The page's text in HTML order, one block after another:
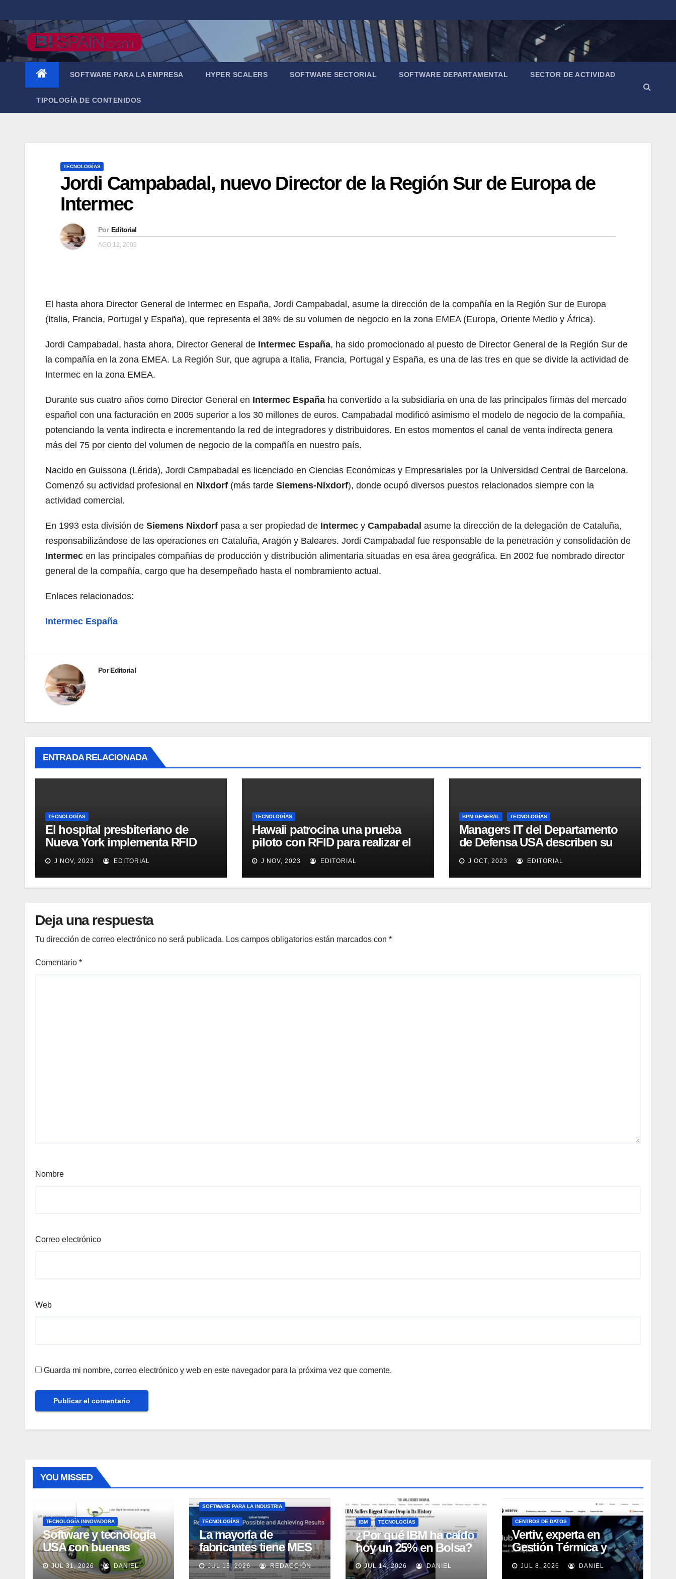
al
contenido
SOFTWARE PARA LA EMPRESA HYPER SCALERS SOFTWARE SECTORIAL SOFTWARE DEPARTAMENTAL SECTOR DE ACTIVIDAD
TIPOLOGÍA DE CONTENIDOS
TECNOLOGÍAS
Jordi Campabadal, nuevo Director de la Región Sur de Europa de
Intermec
Por Editorial
AGO 12, 2009
El hasta ahora Director General de Intermec en España, Jordi Campabadal, asume la dirección de la compañía en la Región Sur de Europa
(Italia, Francia, Portugal y España), que representa el 38% de su volumen de negocio en la zona EMEA (Europa, Oriente Medio y África).
Jordi Campabadal, hasta ahora, Director General de Intermec España, ha sido promocionado al puesto de Director General de la Región Sur de
la compañía en la zona EMEA. La Región Sur, que agrupa a Italia, Francia, Portugal y España, es una de las tres en que se divide la actividad de
Intermec en la zona EMEA.
Durante sus cuatro años como Director General en Intermec España ha convertido a la subsidiaria en una de las principales firmas del mercado
español con una facturación en 2005 superior a los 30 millones de euros. Campabadal modificó asimismo el modelo de negocio de la compañía,
potenciando la venta indirecta e incrementando la red de integradores y distribuidores. En estos momentos el canal de venta indirecta genera
más del 75 por ciento del volumen de negocio de la compañía en nuestro país.
Nacido en Guissona (Lérida), Jordi Campabadal es licenciado en Ciencias Económicas y Empresariales por la Universidad Central de Barcelona.
Comenzó su actividad profesional en Nixdorf (más tarde Siemens-Nixdorf), donde ocupó diversos puestos relacionados siempre con la
actividad comercial.
En 1993 esta división de Siemens Nixdorf pasa a ser propiedad de Intermec y Campabadal asume la dirección de la delegación de Cataluña,
responsabilizándose de las operaciones en Cataluña, Aragón y Baleares. Jordi Campabadal fue responsable de la penetración y consolidación de
Intermec en las principales compañías de producción y distribución alimentaria situadas en esa área geográfica. En 2002 fue nombrado director
general de la compañía, cargo que ha desempeñado hasta el nombramiento actual.
Enlaces relacionados:
Intermec España
PorEditorial
ENTRADA RELACIONADA
TECNOLOGÍAS
El hospital presbiteriano de
Nueva York implementa RFID
para mejorar el proceso de
inventario de equipamiento
médico
J NOV, 2023 EDITORIAL
TECNOLOGÍAS
Hawaii patrocina una prueba
piloto con RFID para realizar el
seguimiento y control de
alimentos
J NOV, 2023 EDITORIAL
BPM GENERAL TECNOLOGÍAS
Managers IT del Departamento
de Defensa USA describen su
implementación SOA
J OCT, 2023 EDITORIAL
Deja una respuesta
Tu dirección de correo electrónico no será publicada. Los campos obligatorios están marcados con *
Comentario *
Nombre
Correo electrónico
Web
Guarda mi nombre, correo electrónico y web en este navegador para la próxima vez que comente.
YOU MISSED
TECNOLOGÍA INNOVADORA
Software y tecnología
USA con buenas
expectativas en ventas
en los próximos 2
JUL 31, 2026 DANIEL
SOFTWARE PARA LA INDUSTRIA
TECNOLOGÍAS
La mayoría de
fabricantes tiene MES
pero no lo usa
adecuadamente, según
JUL 15, 2026 REDACCIÓN
IBM TECNOLOGÍAS
¿Por qué IBM ha caído
hoy un 25% en Bolsa?
JUL 14, 2026 DANIEL
CENTROS DE DATOS
Vertiv, experta en
Gestión Térmica y
energía de Centros de
Datos, sigue su
JUL 8, 2026 DANIEL